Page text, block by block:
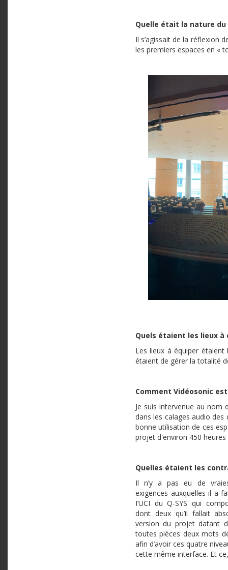
Quelle était la nature du
Il s’agissait de la réflexion
les premiers espaces en «
Quels étaient les lieux à
Les lieux à équiper
étaient de gérer la totalité
Comment Vidéosonic
Je suis intervenue au nom
dans les calages audio
bonne utilisation de ces
projet d'environ 450
Quelles étaient les
Il n’y a pas eu de
exigences auxquelles il a
I’UCI du Q-SYS qui
dont deux qu’il fallait
version du projet datant
toutes pièces deux mots
afin d’avoir ces quatre
cette même interface. Et